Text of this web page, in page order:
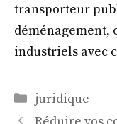
transporteur
déménagement,
industriels avec
Catégories
juridique